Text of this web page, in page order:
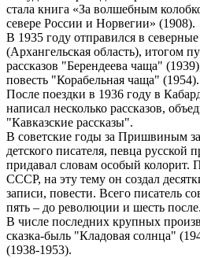
стала книга «За волшебным
севере России и Норвегии» (1908).
В 1935 году отправился в
(Архангельская область), итогом
рассказов "Берендеева чаща"
повесть "Корабельная чаща" (1954).
После поездки в 1936 году в
написал несколько рассказов,
"Кавказские рассказы".
В советские годы за Пришвиным
детского писателя, певца русской
придавал словам особый колорит.
СССР, на эту тему он создал
записи, повести. Всего писатель
пять – до революции и шесть после.
В числе последних крупных
сказка-быль "Кладовая солнца"
(1938-1953).